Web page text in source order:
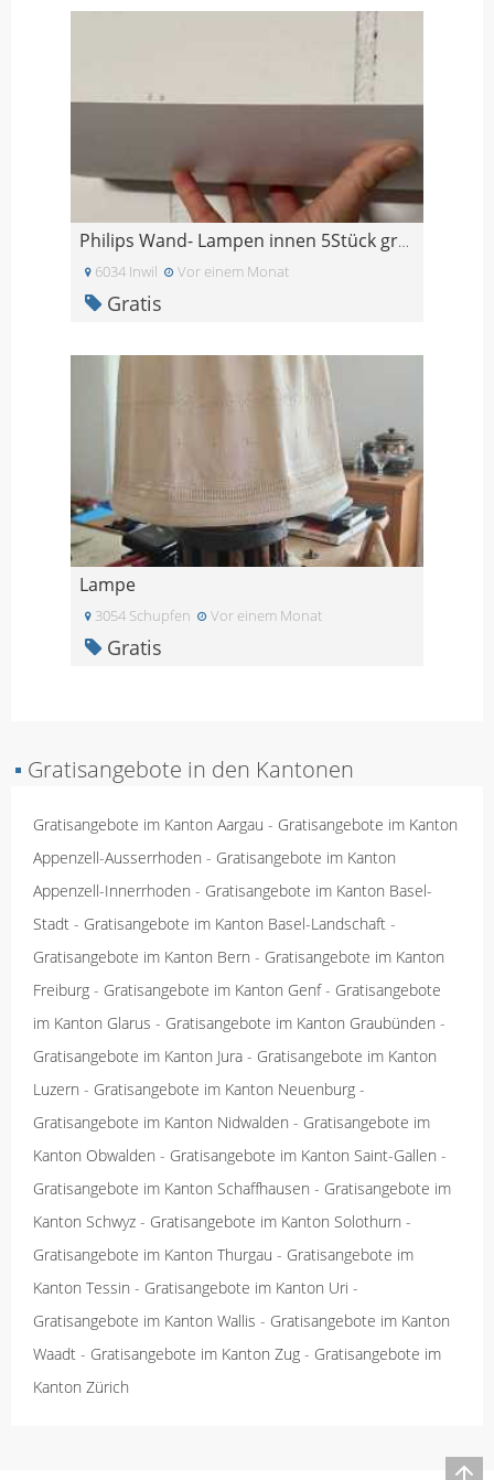
Philips Wand- Lampen innen 5Stück gratis
6034 Inwil Vor einem Monat
Gratis
Lampe
3054 Schupfen Vor einem Monat
Gratis
▪ Gratisangebote in den Kantonen
Gratisangebote im Kanton Aargau - Gratisangebote im Kanton
Appenzell-Ausserrhoden - Gratisangebote im Kanton
Appenzell-Innerrhoden - Gratisangebote im Kanton Basel-
Stadt - Gratisangebote im Kanton Basel-Landschaft -
Gratisangebote im Kanton Bern - Gratisangebote im Kanton
Freiburg - Gratisangebote im Kanton Genf- Gratisangebote
im Kanton Glarus - Gratisangebote im Kanton Graubünden -
Gratisangebote im Kanton Jura - Gratisangebote im Kanton
Luzern - Gratisangebote im Kanton Neuenburg -
Gratisangebote im Kanton Nidwalden - Gratisangebote im
Kanton Obwalden - Gratisangebote im Kanton Saint-Gallen -
Gratisangebote im Kanton Schaffhausen - Gratisangebote im
Kanton Schwyz - Gratisangebote im Kanton Solothurn -
Gratisangebote im Kanton Thurgau - Gratisangebote im
Kanton Tessin - Gratisangebote im Kanton Uri -
Gratisangebote im Kanton Wallis - Gratisangebote im Kanton
Waadt - Gratisangebote im Kanton Zug - Gratisangebote im
Kanton Zürich